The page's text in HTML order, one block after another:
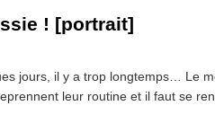
! [portrait]
jours, il y a trop longtemps… Le
leur routine et il faut se